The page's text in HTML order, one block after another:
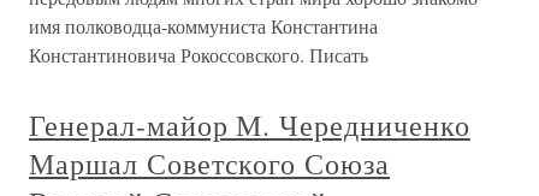
имя полководца-коммуниста Константина
Константиновича Рокоссовского. Писать
Генерал-майор М. Чередниченко
Маршал Советского Союза